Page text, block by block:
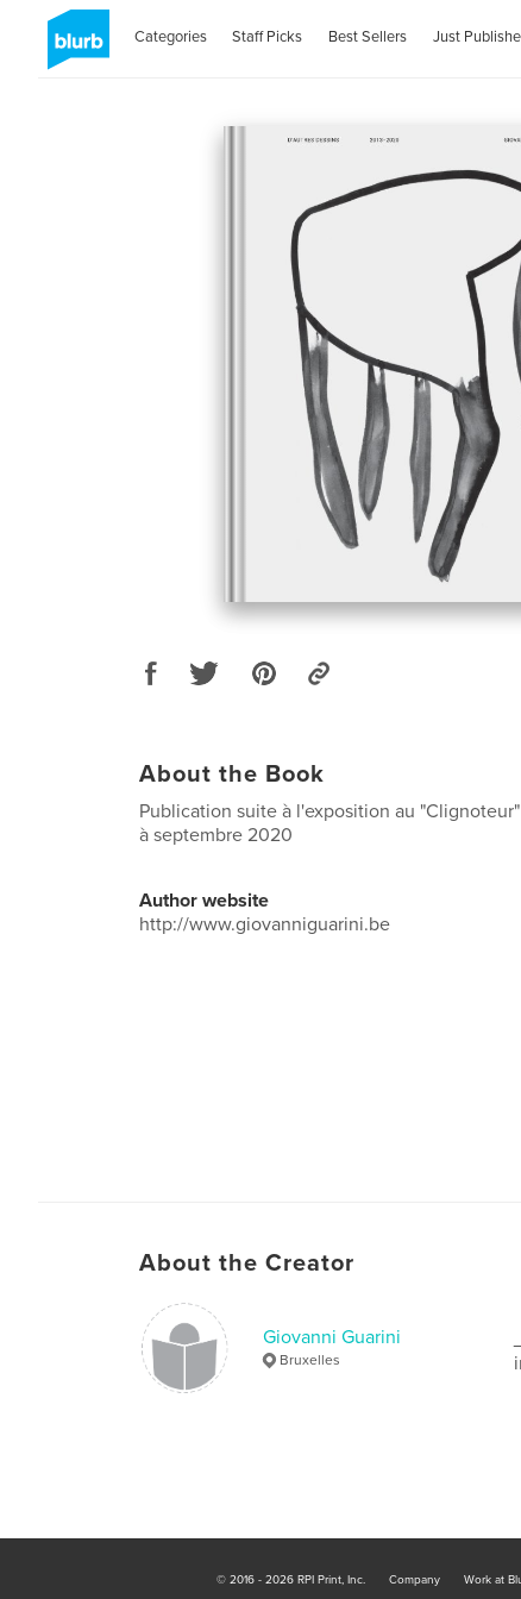
Categories Staff Picks Best Sellers Just
About the Book
Publication suite à l'exposition au
à septembre 2020
Author website
http://www.giovanniguarini.be
About the Creator
Giovanni Guarini
Bruxelles
© 2016 - 2026 RPI Print, Inc. Company Work at